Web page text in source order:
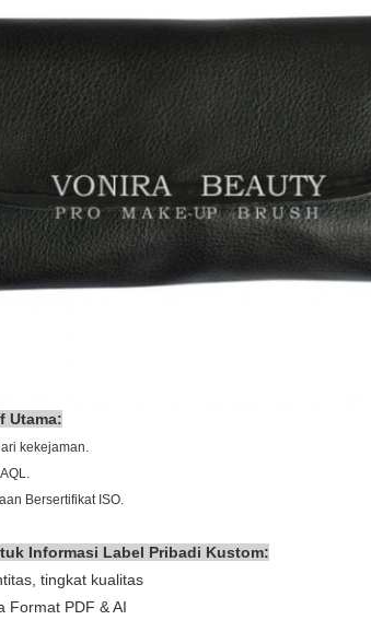
Utama:
kekejaman.
Bersertifikat ISO.
Informasi Label Pribadi Kustom:
tingkat kualitas
Format PDF & AI